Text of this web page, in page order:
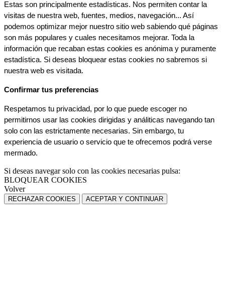
BLOQUEAR COOKIES
Volver
RECHAZAR COOKIES ACEPTAR Y CONTINUAR